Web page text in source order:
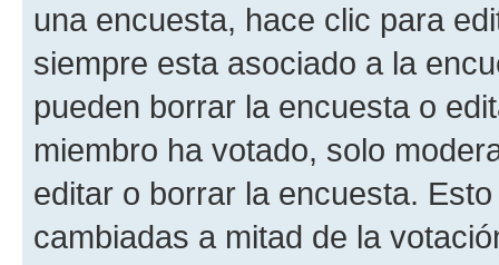
una encuesta, hace clic para
siempre esta asociado a la
pueden borrar la encuesta o
miembro ha votado, solo
editar o borrar la encuesta.
cambiadas a mitad de la